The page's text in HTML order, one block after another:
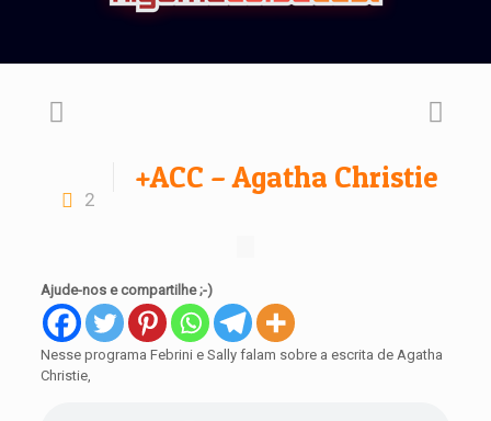
2
+ACC – Agatha Christie
Ajude-nos e compartilhe ;-)
Nesse programa Febrini e Sally falam sobre a escrita de Agatha
Christie,